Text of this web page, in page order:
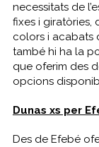
necessitats de
fixes i giratòries,
colors i acabats
també hi ha la
que oferim des
opcions
Dunas xs per
Des de Efebé